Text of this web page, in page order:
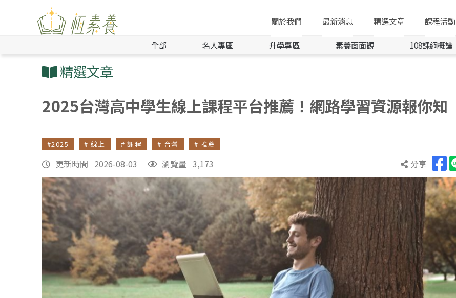
關於我們 最新消息 精選文章 課程活動
全部 名人專區 升學專區 素養面面觀 108課綱概論
精選文章
2025台灣高中學生線上課程平台推薦！網路學習資源報你知
#2025 # 線上 # 課程 # 台灣 # 推薦
更新時間 2026-08-03 瀏覽量 3,173 分享